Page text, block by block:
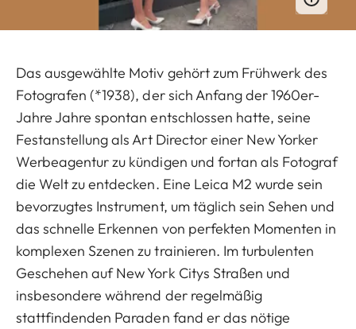
Das ausgewählte Motiv gehört zum Frühwerk des
Fotografen (*1938), der sich Anfang der 1960er-
Jahre Jahre spontan entschlossen hatte, seine
Festanstellung als Art Director einer New Yorker
Werbeagentur zu kündigen und fortan als Fotograf
die Welt zu entdecken. Eine Leica M2 wurde sein
bevorzugtes Instrument, um täglich sein Sehen und
das schnelle Erkennen von perfekten Momenten in
komplexen Szenen zu trainieren. Im turbulenten
Geschehen auf New York Citys Straßen und
insbesondere während der regelmäßig
stattfindenden Paraden fand er das nötige